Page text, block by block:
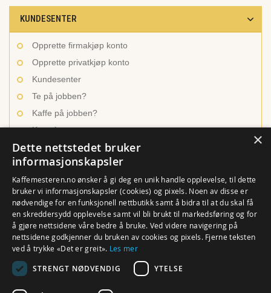
KUNDESENTER
Opprette firmakjøp konto
Opprette privatkjøp konto
Kundesenter
Te på jobben?
Kaffe på jobben?
Kontakt oss
INSPIRASJON OG LÆRING
Ulike kaffetyper
Brygg den beste kaffen
En verden av te
Hvordan trakte te?
Rense utstyr og maskiner
×
Dette nettstedet bruker
informasjonskapsler
Kaffemesteren.no ønsker å gi deg en unik handle opplevelse, til dette
bruker vi informasjonskapsler (cookies) og pixels. Noen av disse er
nødvendige for en funksjonell nettbutikk samt å bidra til at du skal få
en skreddersydd opplevelse samt vil bli brukt til markedsføring og for
å gjøre nettsidene våre bedre å bruke. Ved videre navigering på
nettsidene godkjenner du bruken av cookies og pixels. Fjerne teksten
ved å trykke «Det er greit». Les mer
STRENGT NØDVENDIG YTELSE